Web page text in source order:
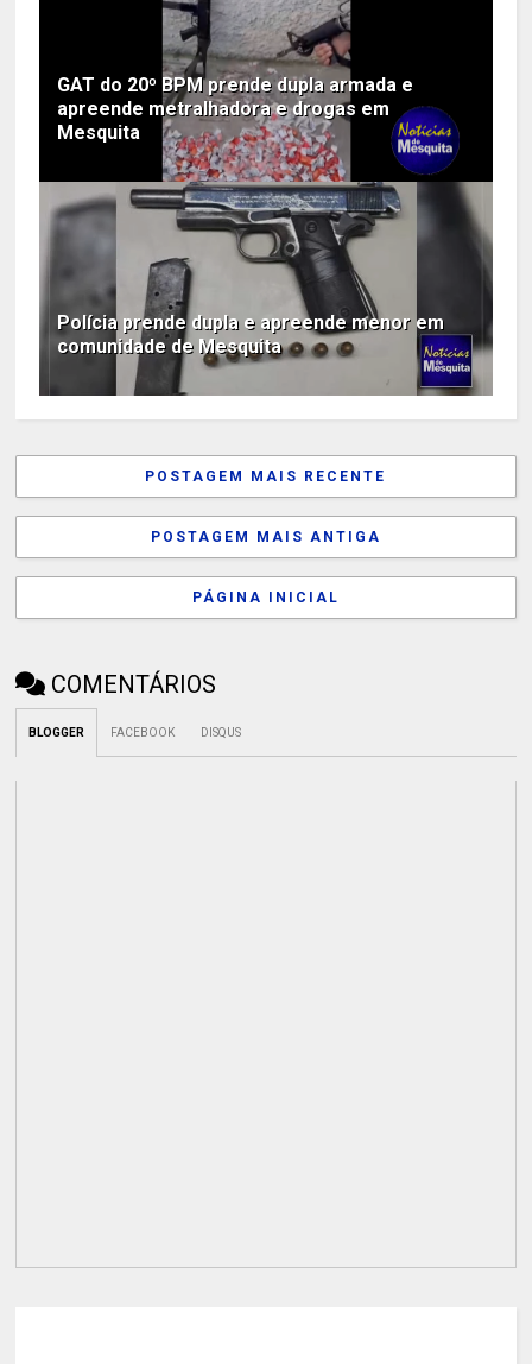
GAT do 20º BPM prende dupla armada e
apreende metralhadora e drogas em
Mesquita
Polícia prende dupla e apreende menor em
comunidade de Mesquita
POSTAGEM MAIS RECENTE
POSTAGEM MAIS ANTIGA
PÁGINA INICIAL
COMENTÁRIOS
BLOGGER FACEBOOK DISQUS